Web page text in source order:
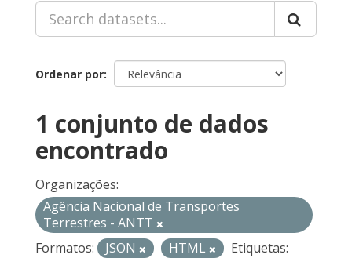
Ordenar por
1 conjunto de dados
encontrado
Organizações:
Agência Nacional de Transportes
Terrestres - ANTT
Formatos:
JSON HTML
Etiquetas: